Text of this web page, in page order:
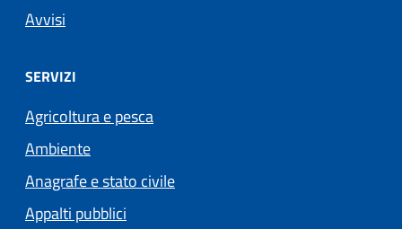
Avvisi
SERVIZI
Agricoltura e pesca
Ambiente
Anagrafe e stato civile
Appalti pubblici